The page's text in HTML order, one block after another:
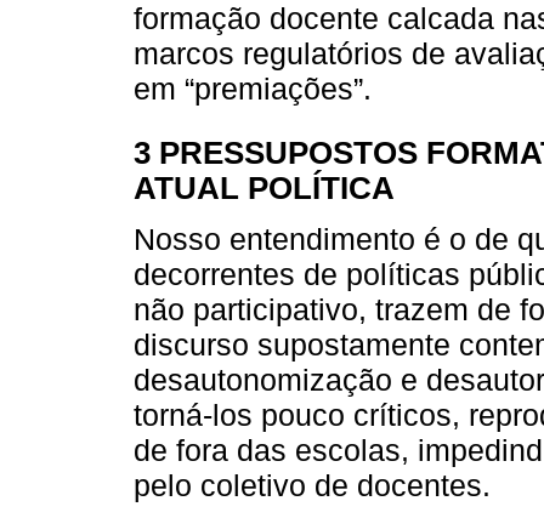
formação docente calcada
marcos regulatórios de
em “premiações”.
3 PRESSUPOSTOS
ATUAL POLÍTICA
Nosso entendimento é o de
decorrentes de políticas
não participativo, trazem de
discurso supostamente
desautonomização e
torná-los pouco críticos,
de fora das escolas,
pelo coletivo de docentes.